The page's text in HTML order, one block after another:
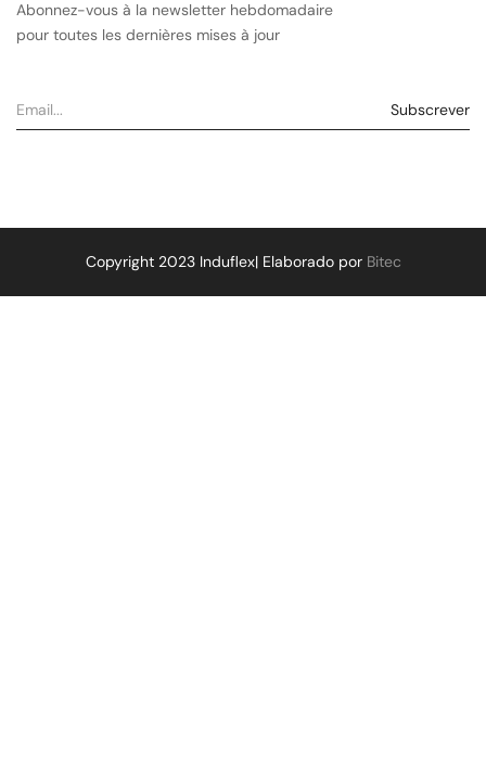
Abonnez-vous à la newsletter hebdomadaire
pour toutes les dernières mises à jour
Copyright 2023 Induflex| Elaborado por Bitec